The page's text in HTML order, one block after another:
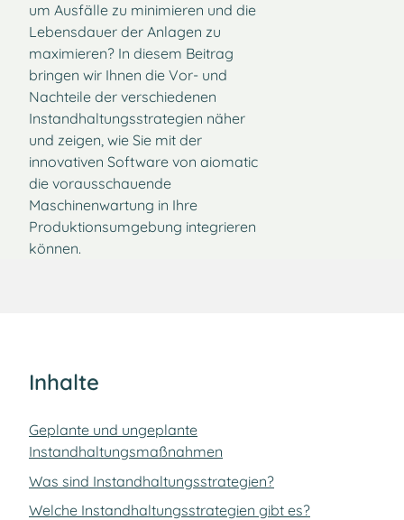
um Ausfälle zu minimieren und die
Lebensdauer der Anlagen zu
maximieren? In diesem Beitrag
bringen wir Ihnen die Vor- und
Nachteile der verschiedenen
Instandhaltungsstrategien näher
und zeigen, wie Sie mit der
innovativen Software von aiomatic
die vorausschauende
Maschinenwartung in Ihre
Produktionsumgebung integrieren
können.
Inhalte
Geplante und ungeplante
Instandhaltungsmaßnahmen
Was sind Instandhaltungsstrategien?
Welche Instandhaltungsstrategien gibt es?